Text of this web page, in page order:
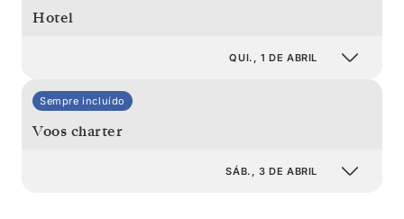
Hotel
QUI., 1 DE ABRIL
Sempre incluído
Voos charter
SÁB., 3 DE ABRIL